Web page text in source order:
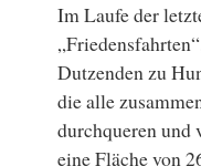
Im Laufe der
Dutzenden zu
die alle
durchqueren und
eine Fläche von